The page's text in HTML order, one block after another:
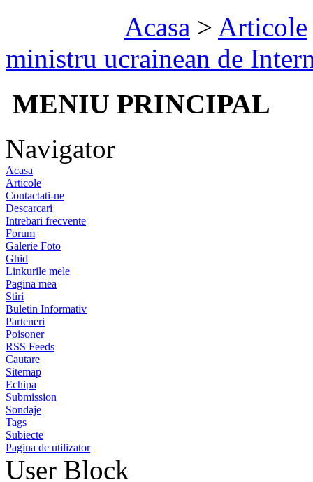
Acasa > Articole
ministru ucrainean de
MENIU PRINCIPAL
Navigator
Acasa
Articole
Contactati-ne
Descarcari
Intrebari frecvente
Forum
Galerie Foto
Ghid
Linkurile mele
Pagina mea
Stiri
Buletin Informativ
Parteneri
Poisoner
RSS Feeds
Cautare
Sitemap
Echipa
Submission
Sondaje
Tags
Subiecte
Pagina de utilizator
User Block